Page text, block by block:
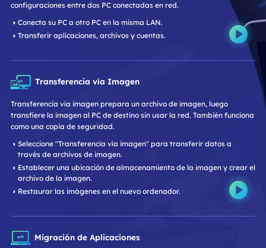
configuraciones entre dos PC conectadas en red.
Conecta su PC a otro PC en la misma LAN.
Transferir aplicaciones, archivos y cuentas.
Transferencia vía Imagen
Transferencia vía imagen prepara un archivo de imagen, luego
transfiere la imagen al PC de destino sin usar la red. También funciona
como una copia de seguridad.
Seleccione "Transferencia vía imagen" para transferir datos a
través de archivos de imagen.
Establecer una ubicación de almacenamiento de la imagen y crear el
archivo de la imagen.
Restaurar las imágenes en el nuevo ordenador.
Migración de Aplicaciones